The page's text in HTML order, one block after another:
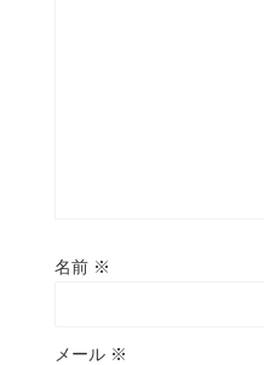
名前 ※
メール ※